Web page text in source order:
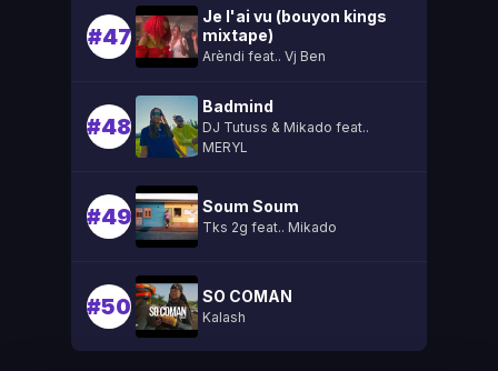
#47
Je l'ai vu (bouyon kings
mixtape)
Arèndi feat.. Vj Ben
#48
Badmind
DJ Tutuss & Mikado feat..
MERYL
#49 Soum Soum
Tks 2g feat.. Mikado
#50 SO COMAN
Kalash